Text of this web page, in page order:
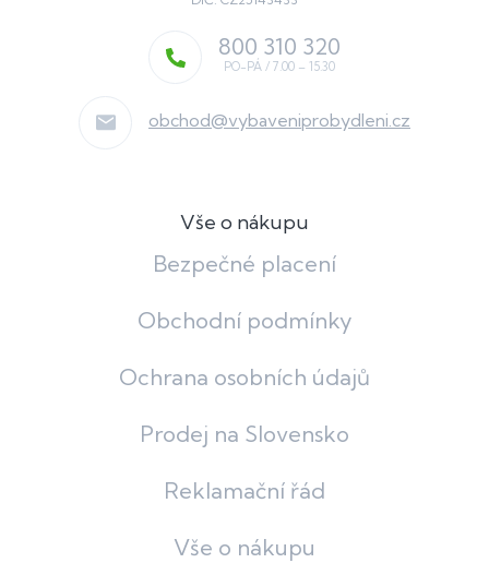
obchod@vybaveniprobydleni.cz
800 310 320
Vše o nákupu
Bezpečné placení
Obchodní podmínky
Ochrana osobních údajů
Prodej na Slovensko
Reklamační řád
Vše o nákupu